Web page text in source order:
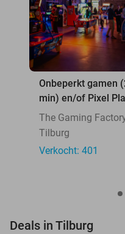
Onbeperkt gamen
min) en/of Pixel
The Gaming
Tilburg
Verkocht: 401
Deals in Tilburg